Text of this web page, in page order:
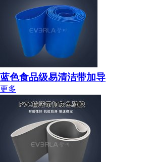
蓝色食品级易清洁带加导
更多